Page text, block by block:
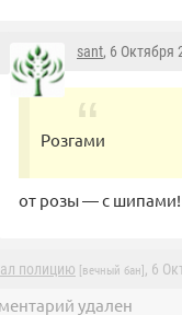
sant, 6 Октября
Розгами
от розы — с шипами!
полицию [вечный бан] , 6
удален